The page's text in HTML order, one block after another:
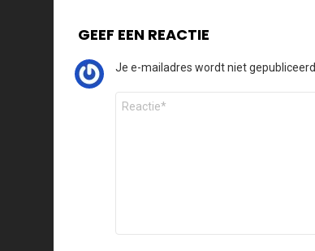
GEEF EEN REACTIE
Je e-mailadres wordt niet gepubliceerd.
Reactie